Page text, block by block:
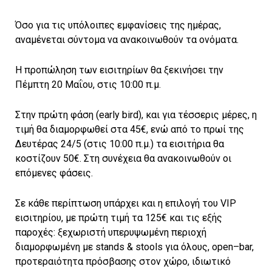
Όσο για τις υπόλοιπες εμφανίσεις της ημέρας,
αναμένεται σύντομα να ανακοινωθούν τα ονόματα.
Η προπώληση των εισιτηρίων θα ξεκινήσει την
Πέμπτη 20 Μαΐου, στις 10:00 π.μ.
Στην πρώτη φάση (early bird), και για τέσσερις μέρες, η
τιμή θα διαμορφωθεί στα 45€, ενώ από το πρωί της
Δευτέρας 24/5 (στις 10:00 π.μ.) τα εισιτήρια θα
κοστίζουν 50€. Στη συνέχεια θα ανακοινωθούν οι
επόμενες φάσεις.
Σε κάθε περίπτωση υπάρχει και η επιλογή του VIP
εισιτηρίου, με πρώτη τιμή τα 125€ και τις εξής
παροχές: ξεχωριστή υπερυψωμένη περιοχή
διαμορφωμένη με stands & stools για όλους, οpen–bar,
προτεραιότητα πρόσβασης στον χώρο, ιδιωτικό